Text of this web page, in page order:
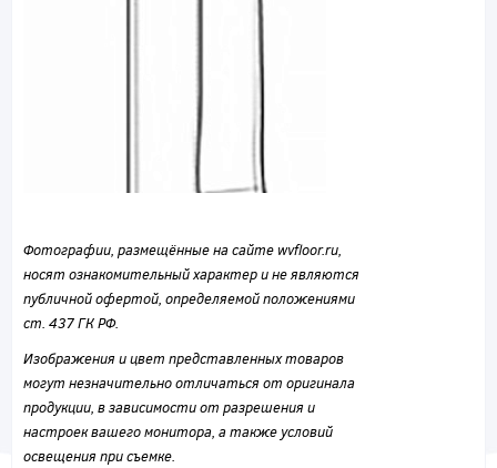
Фотографии, размещённые на сайте wvfloor.ru,
носят ознакомительный характер и не являются
публичной офертой, определяемой положениями
ст. 437 ГК РФ.
Изображения и цвет представленных товаров
могут незначительно отличаться от оригинала
продукции, в зависимости от разрешения и
настроек вашего монитора, а также условий
освещения при съемке.